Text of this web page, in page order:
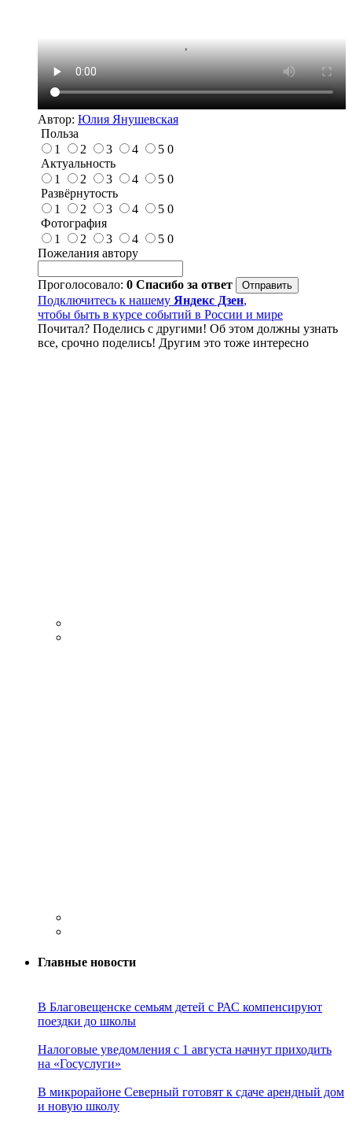
Автор: Юлия Янушевская
Польза
1
2 3 4 5 0
Актуальность
1
2 3 4 5 0
Развёрнутость
1
2 3 4 5 0
Фотография
1
2 3 4 5 0
Пожелания автору
Проголосовало: 0 Спасибо за ответ
Подключитесь к нашему Яндекс Дзен,
чтобы быть в курсе событий в России и мире
Почитал? Поделись с другими! Об этом должны узнать
все, срочно поделись! Другим это тоже интересно
Главные новости
В Благовещенске семьям детей с РАС компенсируют
поездки до школы
Налоговые уведомления с 1 августа начнут приходить
на «Госуслуги»
В микрорайоне Северный готовят к сдаче арендный дом
и новую школу